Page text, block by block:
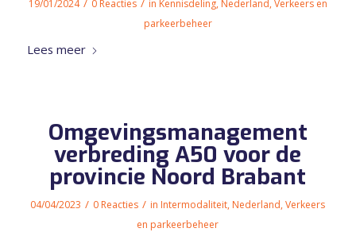
19/01/2024 0 Reacties in Kennisdeling, Nederland,Verkeers en
parkeerbeheer
Lees meer
Omgevingsmanagement
verbreding A50 voor de
provincie Noord Brabant
04/04/2023 / 0 Reacties / in Intermodaliteit, Nederland,Verkeers
en parkeerbeheer